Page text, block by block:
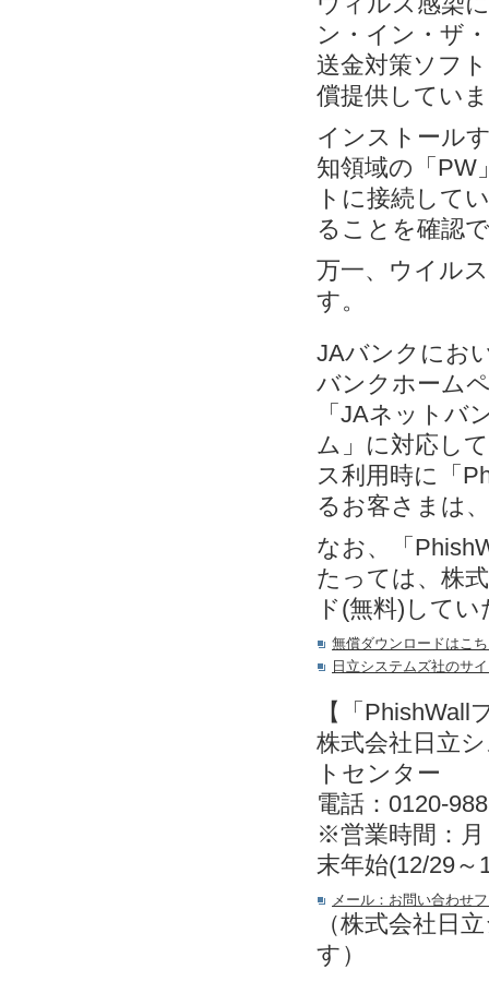
ン・イン・ザ
送金対策ソフ
償提供してい
インストール
知領域の「PW
トに接続して
ることを確認
万一、ウイル
す。
JAバンクにお
バンクホーム
「JAネットバ
ム」に対応し
ス利用時に「
るお客さまは
なお、「
たっては、株
ド(無料)して
無償ダウンロードはこ
日立システムズ社のサ
【「
株式会社日立
トセンター
電話：0120-
※営業時間：
末年始(12/29～
メール：お問い合わせ
（株式会社日
す）